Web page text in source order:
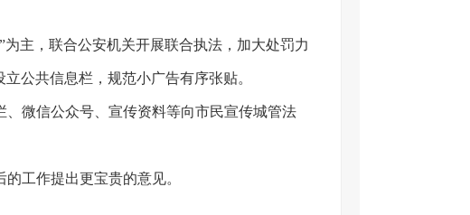
主，联合公安机关开展联合执法，加大处罚力
公共信息栏，规范小广告有序张贴。
微信公众号、宣传资料等向市民宣传城管法
工作提出更宝贵的意见。